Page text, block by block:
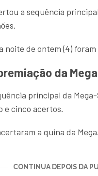
a sequência
noite de ontem (4)
da
principal da
e cinco acertos.
a quina da
CONTINUA DEPOIS DA